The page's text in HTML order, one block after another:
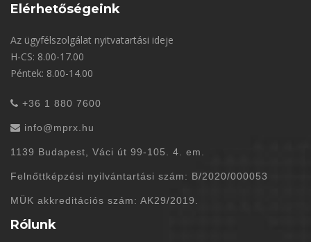
Elérhetőségeink
Az ügyfélszolgálat nyitvatartási ideje
H-CS: 8.00-17.00
Péntek: 8.00-14.00
+36 1 880 7600
info@mprx.hu
1139 Budapest, Váci út 99-105. 4. em.
Felnőttképzési nyilvántartási szám: B/2020/000053
MÜK akkreditációs szám: AK29/2019.
Rólunk